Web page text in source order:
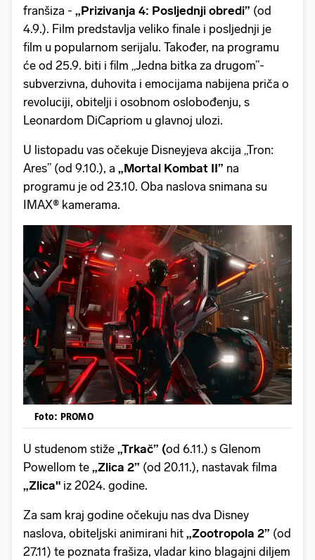
franšiza - „Prizivanja 4: Posljednji obredi” (od
4.9.). Film predstavlja veliko finale i posljednji je
film u popularnom serijalu. Također, na programu
će od 25.9. biti i film „Jedna bitka za drugom”-
subverzivna, duhovita i emocijama nabijena priča o
revoluciji, obitelji i osobnom oslobođenju, s
Leonardom DiCapriom u glavnoj ulozi.
U listopadu vas očekuje Disneyjeva akcija „Tron:
Ares” (od 9.10.), a „Mortal Kombat II” na
programu je od 23.10. Oba naslova snimana su
IMAX® kamerama.
Foto: PROMO
U studenom stiže „Trkač” (od 6.11.) s Glenom
Powellom te „Zlica 2” (od 20.11.), nastavak filma
„Zlica" iz 2024. godine.
Za sam kraj godine očekuju nas dva Disney
naslova, obiteljski animirani hit „Zootropola 2” (od
27.11) te poznata frašiza, vladar kino blagajni diljem